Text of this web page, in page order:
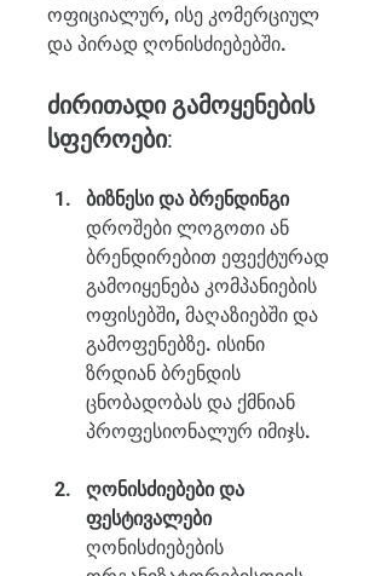
ოფიციალურ, ისე კომერციულ
და პირად ღონისძიებებში.
ძირითადი გამოყენების
სფეროები:
ბიზნესი და ბრენდინგი
დროშები ლოგოთი ან
ბრენდირებით ეფექტურად
გამოიყენება კომპანიების
ოფისებში, მაღაზიებში და
გამოფენებზე. ისინი
ზრდიან ბრენდის
ცნობადობას და ქმნიან
პროფესიონალურ იმიჯს.
ღონისძიებები და
ფესტივალები
ღონისძიებების